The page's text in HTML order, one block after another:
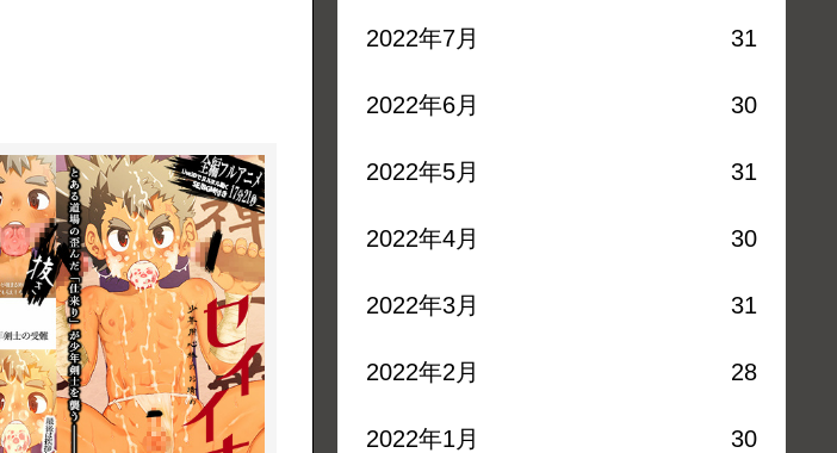
2022年7月 31
2022年6月 30
2022年5月 31
2022年4月 30
2022年3月 31
2022年2月 28
2022年1月 30